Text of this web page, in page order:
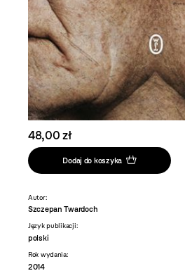
48,00 zł
Dodaj do koszyka
Autor:
Szczepan Twardoch
Język publikacji:
polski
Rok wydania:
2014